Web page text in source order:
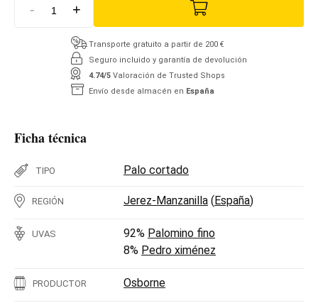
- +
Transporte gratuito a partir de 200 €
Seguro incluido y garantía de devolución
4.74/5 Valoración de Trusted Shops
Envío desde almacén en España
Ficha técnica
TIPO Palo cortado
REGIÓN Jerez-Manzanilla (España)
UVAS 92% Palomino fino
8% Pedro ximénez
PRODUCTOR Osborne